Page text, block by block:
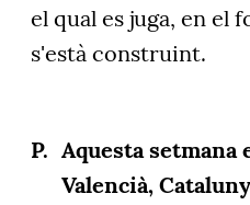
el qual es juga, en
s'està construint.
Aquesta
Valencià,